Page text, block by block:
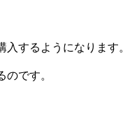
するようになります。
です。